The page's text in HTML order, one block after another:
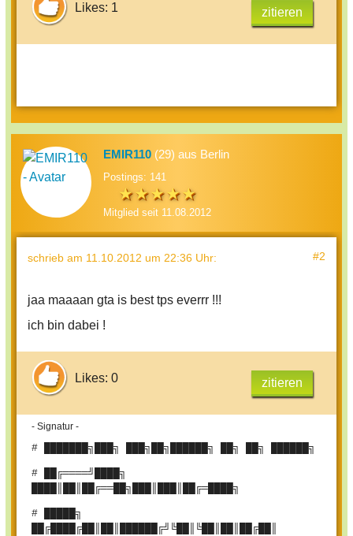
Likes: 1 zitieren
EMIR110 (29) aus Berlin
Postings: 141
Mitglied seit 11.08.2012
schrieb am 11.10.2012 um 22:36 Uhr: #2
jaa maaaan gta is best tps everrr !!!
ich bin dabei !
Likes: 0 zitieren
- Signatur -
# ███████╗███╗ ███╗██╗██████╗ ██╗ ██╗ ██████╗
# ██╔════╝████╗
████║██║██╔══██╗███║███║██╔═████╗
# █████╗
██╔████╔██║██║██████╔╝╚██║╚██║██║██╔██║